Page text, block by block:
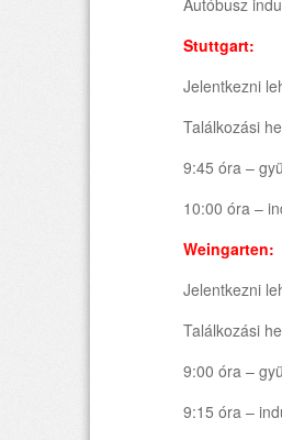
Autóbusz
Stuttgart:
Jelentkezni
Találkozási
9:45 óra –
10:00 óra –
Weingarten:
Jelentkezni
Találkozási
9:00 óra –
9:15 óra –